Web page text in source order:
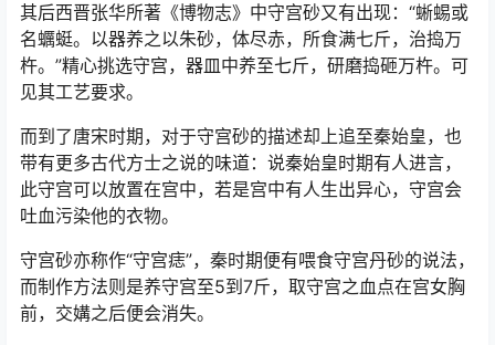
其后西晋张华所著《博物志》中守宫砂又有出现：“蜥蜴或
名蠣蜓。以器养之以朱砂，体尽赤，所食满七斤，治捣万
杵。”精心挑选守宫，器皿中养至七斤，研磨捣砸万杵。可
见其工艺要求。
而到了唐宋时期，对于守宫砂的描述却上追至秦始皇，也
带有更多古代方士之说的味道：说秦始皇时期有人进言，
此守宫可以放置在宫中，若是宫中有人生出异心，守宫会
吐血污染他的衣物。
守宫砂亦称作“守宫痣”，秦时期便有喂食守宫丹砂的说法，
而制作方法则是养守宫至5到7斤，取守宫之血点在宫女胸
前，交媾之后便会消失。